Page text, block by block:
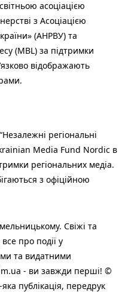
асоціацією
з Асоціацією
(АНРВУ) та
(MBL) за підтримки
відображають
регіональні
Media Fund Nordic в
регіональних медіа.
з офіційною
Свіжі та
про події у
та видатними
- ви завжди перші! ©
публiкацiя, передрук